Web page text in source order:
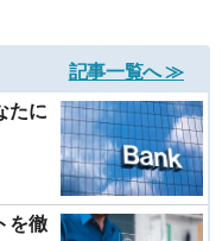
記事一覧へ ≫
たに
を徹